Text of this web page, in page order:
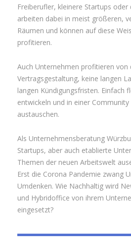
Freiberufler, kleinere Startups
arbeiten dabei in meist größeren,
Räumen und können auf diese
profitieren.
Auch Unternehmen profitieren von
Vertragsgestaltung, keine langen
langen Kündigungsfristen. Einfach
entwickeln und in einer
austauschen.
Als Unternehmensberatung
Startups, aber auch etablierte
Themen der neuen Arbeitswelt
Erst die Corona Pandemie zwang
Umdenken. Wie Nachhaltig wird
und Hybridoffice von ihrem
eingesetzt?